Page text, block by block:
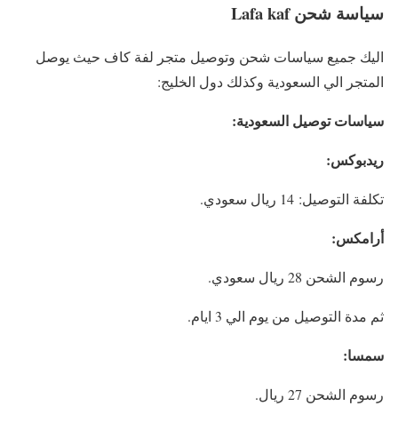
سياسة شحن Lafa kaf
اليك جميع سياسات شحن وتوصيل متجر لفة كاف حيث يوصل
المتجر الي السعودية وكذلك دول الخليج:
سياسات توصيل السعودية:
ريدبوكس:
تكلفة التوصيل: 14 ريال سعودي.
أرامكس:
رسوم الشحن 28 ريال سعودي.
ثم مدة التوصيل من يوم الي 3 ايام.
سمسا:
رسوم الشحن 27 ريال.